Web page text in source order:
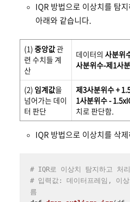
IQR 방법으로 이상치를 탐
아래와 같습니다.
(1)중앙값관
련 수치들 계
산
데이터의 사분위
사분위수-제1사
(2) 임계값을
넘어가는 데이
터 판단
제3사분위수 +
1사분위수 -
치로 판단함.
IQR 방법으로 이상치를 삭
# IQR로 이상치 탐지하고 처
# 입력값: 데이터프레임, 이
름